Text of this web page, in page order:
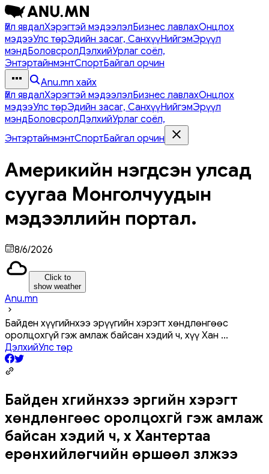
Үйл явдалХэрэгтэй мэдээлэлБизнес лавлахОнцлох
мэдээУлс төрЭдийн засаг, СанхүүНийгэмЭрүүл
мэндБоловсролДэлхийУрлаг соёл,
ЭнтэртайнмэнтСпортБайгал орчин
Anu.mn хайх
Үйл явдалХэрэгтэй мэдээлэлБизнес лавлахОнцлох
мэдээУлс төрЭдийн засаг, СанхүүНийгэмЭрүүл
мэндБоловсролДэлхийУрлаг соёл,
ЭнтэртайнмэнтСпортБайгал орчин
Америкийн нэгдсэн улсад
суугаа Монголчуудын
мэдээллийн портал.
8/6/2026
Click to
show weather
Anu.mn
Байден хүүгийнхээ эрүүгийн хэрэгт хөндлөнгөөс
оролцохгүй гэж амлаж байсан хэдий ч, хүү Хан ...
ДэлхийУлс төр
Байден хүүгийнхээ эрүүгийн хэрэгт
хөндлөнгөөс оролцохгүй гэж амлаж
байсан хэдий ч, хүү Хантертаа
ерөнхийлөгчийн өршөөл үзүүлжээ